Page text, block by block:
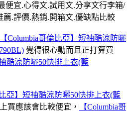
便宜.心得文.試用文.分享文行李箱/
.評價.熱銷.開箱文.優缺點比較
【Columbia哥倫比亞】短袖酷涼防曬
覺得很心動而且正打算買
酷涼防曬50快排上衣(藍
比亞】短袖酷涼防曬50快排上衣(藍
買應該會比較便宜，
【Columbia哥